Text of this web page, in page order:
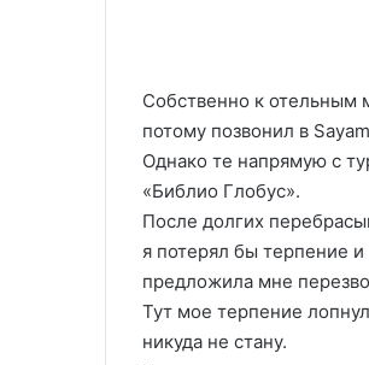
Собственно к отельным
потому позвонил в
Однако те напрямую с
«Библио Глобус».
После долгих
я потерял бы терпение
предложила мне
Тут мое терпение
никуда не стану.